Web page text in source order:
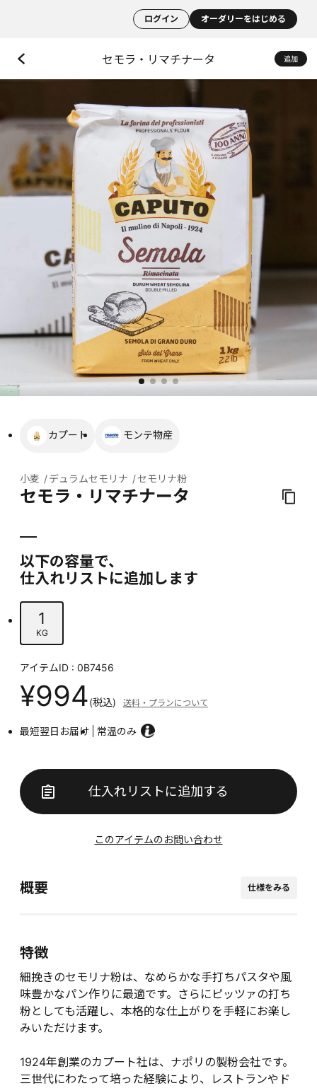
ログイン オーダリーをはじめる
セモラ・リマチナータ 追加
カプート モンテ物産
小麦 デュラムセモリナ セモリナ粉
セモラ・リマチナータ
以下の容量で、
仕入れリストに追加します
1
KG
アイテムID : 0B7456
¥994(税込) 送料・プランについて
最短翌日お届け 常温のみ
仕入れリストに追加する
このアイテムのお問い合わせ
概要 仕様をみる
特徴
細挽きのセモリナ粉は、なめらかな手打ちパスタや風
味豊かなパン作りに最適です。さらにピッツァの打ち
粉としても活躍し、本格的な仕上がりを手軽にお楽し
みいただけます。
1924年創業のカプート社は、ナポリの製粉会社です。
三世代にわたって培った経験により、レストランやド